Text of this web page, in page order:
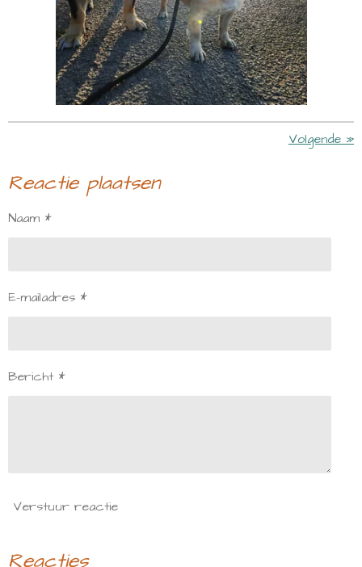
Volgende »
Reactie plaatsen
Naam *
E-mailadres *
Bericht *
Verstuur reactie
Reacties